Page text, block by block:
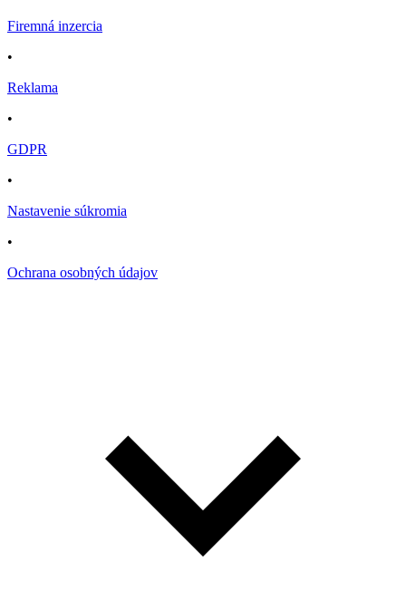
Firemná inzercia
•
Reklama
•
GDPR
•
Nastavenie súkromia
•
Ochrana osobných údajov